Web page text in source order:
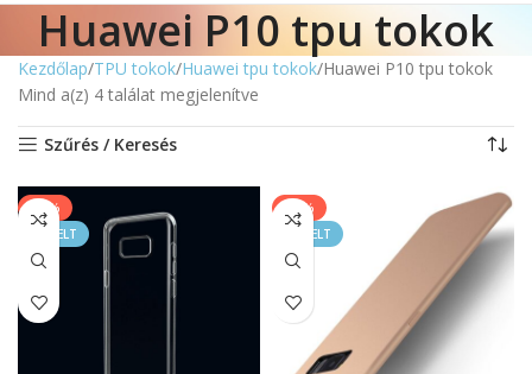
Huawei P10 tpu tokok
Kezdőlap TPU tokok Huawei tpu tokok Huawei P10 tpu tokok
Mind a(z) 4 találat megjelenítve
Szűrés / Keresés
-20%
KIEMELT
-14%
KIEMELT